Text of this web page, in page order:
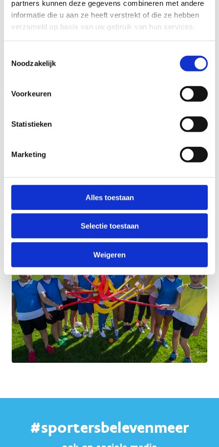
partners kunnen deze gegevens combineren met andere
informatie die u aan ze heeft verstrekt of die ze hebben
verzameld op basis van uw gebruik van hun services.
Noodzakelijk
Voorkeuren
Statistieken
Marketing
Alles toestaan
Selectie toestaan
Weigeren
Publicaties
Extra info
Ontdek hoe wij sportfederaties
#sportersbelevenmeer